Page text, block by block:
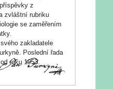
z
zvláštní rubriku
se zaměřením
zakladatele
Poslední řada
roku 1953.